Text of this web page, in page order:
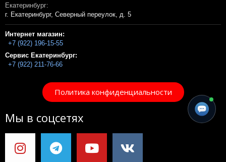
Екатеринбург:
г. Екатеринбург, Северный переулок, д. 5
Интернет магазин:
+7 (922) 196-15-55
Сервис Екатеринбург:
+7 (922) 211-76-66
Политика конфиденциальности
Мы в соцсетях